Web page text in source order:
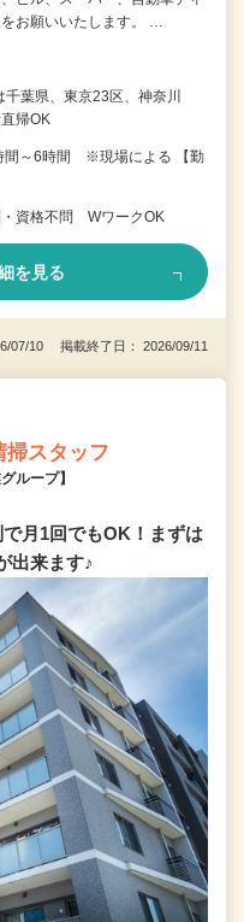
お願いいたします。 …
葉県、東京23区、神奈川
帰OK
間～6時間 ※現場による 【勤
資格不問 WワークOK
を見る
07/10 掲載終了日： 2026/09/11
掃スタッフ
ループ】
月1回でもOK！まずは
出来ます♪